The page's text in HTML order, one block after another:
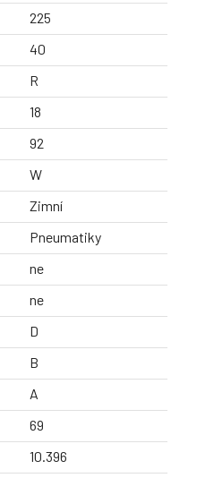
225
40
R
18
92
W
Zimní
Pneumatiky
ne
ne
D
B
A
69
10.396